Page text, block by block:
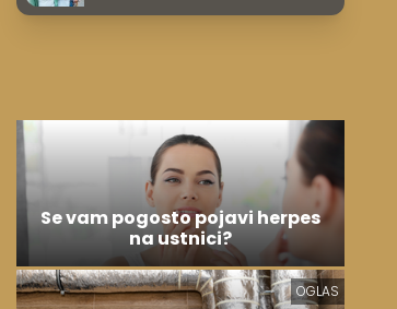
Se vam pogosto pojavi herpes
na ustnici?
OGLAS